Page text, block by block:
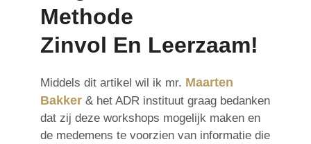
Methode
Zinvol En Leerzaam!
Middels dit artikel wil ik mr. Maarten
Bakker & het ADR instituut graag bedanken
dat zij deze workshops mogelijk maken en
de medemens te voorzien van informatie die